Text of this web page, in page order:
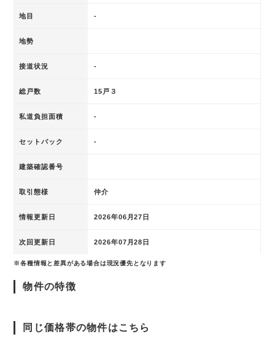
地目 -
地勢
接道状況 -
総戸数 15戸３
私道負担面積 -
セットバック -
建築確認番号
取引態様 仲介
情報更新日 2026年06月27日
次回更新日 2026年07月28日
※各種情報と差異がある場合は現況優先となります
物件の特徴
同じ価格帯の物件はこちら